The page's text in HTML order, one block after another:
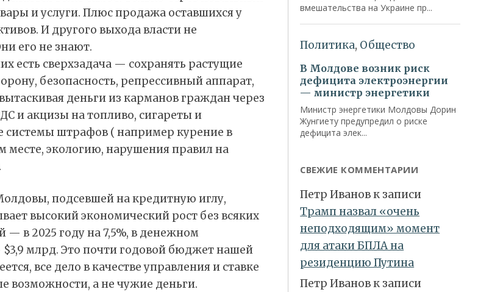
и услуги. Плюс продажа оставшихся у
И другого выхода власти не
его не знают.
есть сверхзадача — сохранять растущие
безопасность, репрессивный аппарат,
деньги из карманов граждан через
и акцизы на топливо, сигареты и
системы штрафов ( например курение в
месте, экологию, нарушения правил на
подсевшей на кредитную иглу,
высокий экономический рост без всяких
— в 2025 году на 7,5%, в денежном
млрд. Это почти годовой бюджет нашей
все дело в качестве управления и ставке
возможности, а не чужие деньги.
СВЕЖИЕ КОММЕНТАРИИ
Петр Ивановк записи
Трамп назвал «очень
неподходящим» момент
для атаки БПЛА на
резиденцию Путина
Петр Ивановк записи